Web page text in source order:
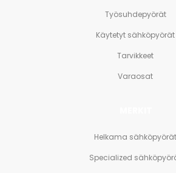
Työsuhdepyörät
Käytetyt sähköpyörät
Tarvikkeet
Varaosat
Helkama sähköpyörät
Specialized